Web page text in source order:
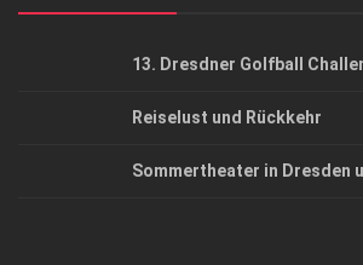
13. Dresdner Golfball
Reiselust und Rückkehr
Sommertheater in Dresden